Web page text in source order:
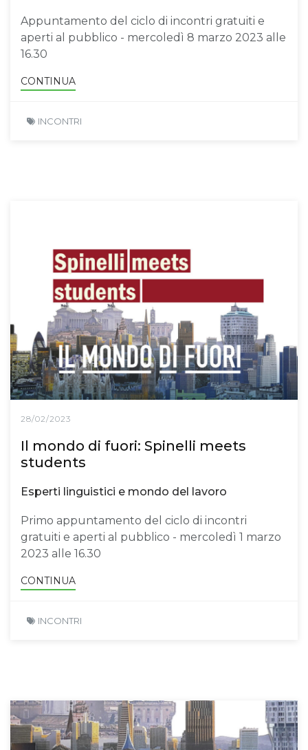
Appuntamento del ciclo di incontri gratuiti e
aperti al pubblico - mercoledì 8 marzo 2023 alle
16.30
CONTINUA
INCONTRI
28/02/2023
Il mondo di fuori: Spinelli meets
students
Esperti linguistici e mondo del lavoro
Primo appuntamento del ciclo di incontri
gratuiti e aperti al pubblico - mercoledì 1 marzo
2023 alle 16.30
CONTINUA
INCONTRI